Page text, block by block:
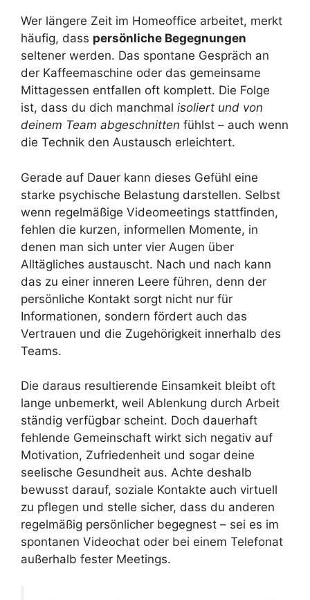
Wer längere Zeit im Homeoffice arbeitet, merkt
häufig, dass persönliche Begegnungen
seltener werden. Das spontane Gespräch an
der Kaffeemaschine oder das gemeinsame
Mittagessen entfallen oft komplett. Die Folge
ist, dass du dich manchmal isoliert und von
deinem Team abgeschnitten fühlst – auch wenn
die Technik den Austausch erleichtert.
Gerade auf Dauer kann dieses Gefühl eine
starke psychische Belastung darstellen. Selbst
wenn regelmäßige Videomeetings stattfinden,
fehlen die kurzen, informellen Momente, in
denen man sich unter vier Augen über
Alltägliches austauscht. Nach und nach kann
das zu einer inneren Leere führen, denn der
persönliche Kontakt sorgt nicht nur für
Informationen, sondern fördert auch das
Vertrauen und die Zugehörigkeit innerhalb des
Teams.
Die daraus resultierende Einsamkeit bleibt oft
lange unbemerkt, weil Ablenkung durch Arbeit
ständig verfügbar scheint. Doch dauerhaft
fehlende Gemeinschaft wirkt sich negativ auf
Motivation, Zufriedenheit und sogar deine
seelische Gesundheit aus. Achte deshalb
bewusst darauf, soziale Kontakte auch virtuell
zu pflegen und stelle sicher, dass du anderen
regelmäßig persönlicher begegnest – sei es im
spontanen Videochat oder bei einem Telefonat
außerhalb fester Meetings.